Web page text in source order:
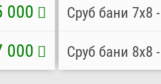
000
000
Сруб бани 7х8 -
Сруб бани 8x8 -